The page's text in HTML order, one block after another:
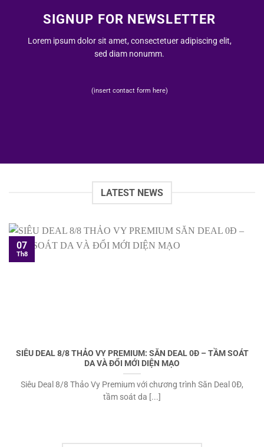
SIGNUP FOR NEWSLETTER
Lorem ipsum dolor sit amet, consectetuer adipiscing elit,
sed diam nonumm.
(insert contact form here)
LATEST NEWS
SIÊU DEAL 8/8 THẢO VY PREMIUM: SĂN DEAL 0Đ – TẦM SOÁT
DA VÀ ĐỔI MỚI DIỆN MẠO
Siêu Deal 8/8 Thảo Vy Premium với chương trình Săn Deal 0Đ,
tầm soát da [...]
07
Th8